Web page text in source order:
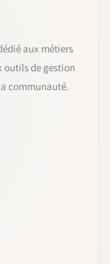
aux métiers
outils de gestion
communauté.